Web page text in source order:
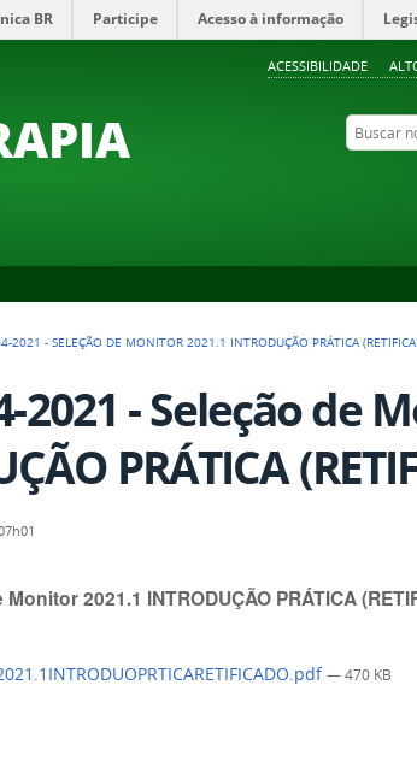
ACESSIBILIDADE
BR Participe Acesso à informação
Buscar no
2021 - SELEÇÃO DE MONITOR 2021.1 INTRODUÇÃO PRÁTICA
2021 - Seleção de
PRÁTICA
2021.1 INTRODUÇÃO PRÁTICA
— 470 KB